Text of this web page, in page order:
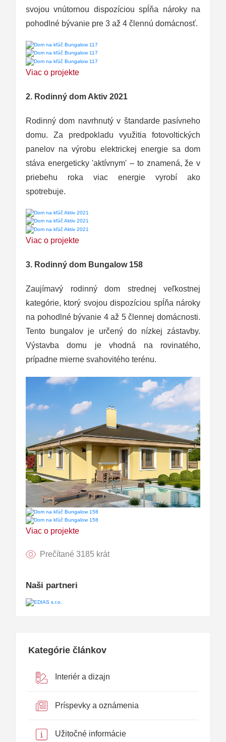
svojou vnútornou dispozíciou spĺňa nároky na
pohodlné bývanie pre 3 až 4 člennú domácnosť.
Viac o projekte
2. Rodinný dom Aktiv 2021
Rodinný dom navrhnutý v štandarde pasívneho
domu. Za predpokladu využitia fotovoltických
panelov na výrobu elektrickej energie sa dom
stáva energeticky 'aktívnym' – to znamená, že v
priebehu roka viac energie vyrobí ako
spotrebuje.
Viac o projekte
3. Rodinný dom Bungalow 158
Zaujímavý rodinný dom strednej veľkostnej
kategórie, ktorý svojou dispozíciou spĺňa nároky
na pohodlné bývanie 4 až 5 člennej domácnosti.
Tento bungalov je určený do nízkej zástavby.
Výstavba domu je vhodná na rovinatého,
prípadne mierne svahovitého terénu.
Viac o projekte
Prečítané 3185 krát
Naši partneri
Kategórie článkov
Interiér a dizajn
Príspevky a oznámenia
Užitočné informácie